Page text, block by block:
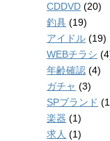
CDDVD (20)
釣具 (19)
アイドル (19)
WEBチラシ
年齢確認 (4)
ガチャ (3)
SPブランド
楽器 (1)
求人 (1)